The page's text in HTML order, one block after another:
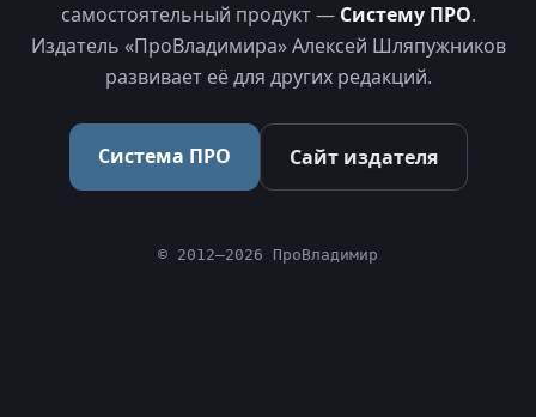
самостоятельный продукт — Систему ПРО.
Издатель «ПроВладимира» Алексей Шляпужников
развивает её для других редакций.
Система ПРО Сайт издателя
© 2012–2026 ПроВладимир